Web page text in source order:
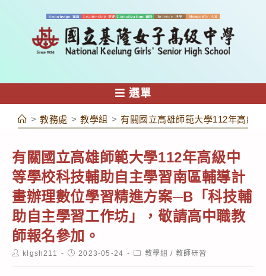
容
選單
> 教務處 > 教學組 > 有關國立高雄師範大學112年高級
有關國立高雄師範大學112年高級中
等學校科技輔助自主學習南區輔導計
畫辦理數位學習精進方案─B「科技輔
助自主學習工作坊」，敬請高中職教
師報名參加。
Postklgsh211
Post2023-05-24
Post教學組 / 教師研習